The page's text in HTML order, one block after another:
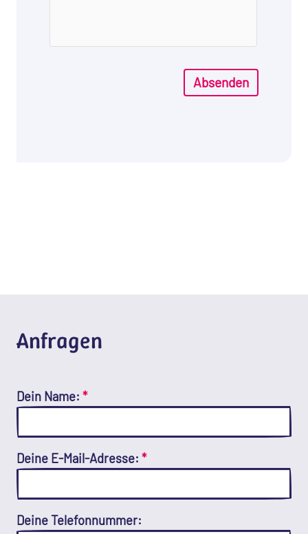
Absenden
Anfragen
Dein Name: *
Deine E-Mail-Adresse: *
Deine Telefonnummer: